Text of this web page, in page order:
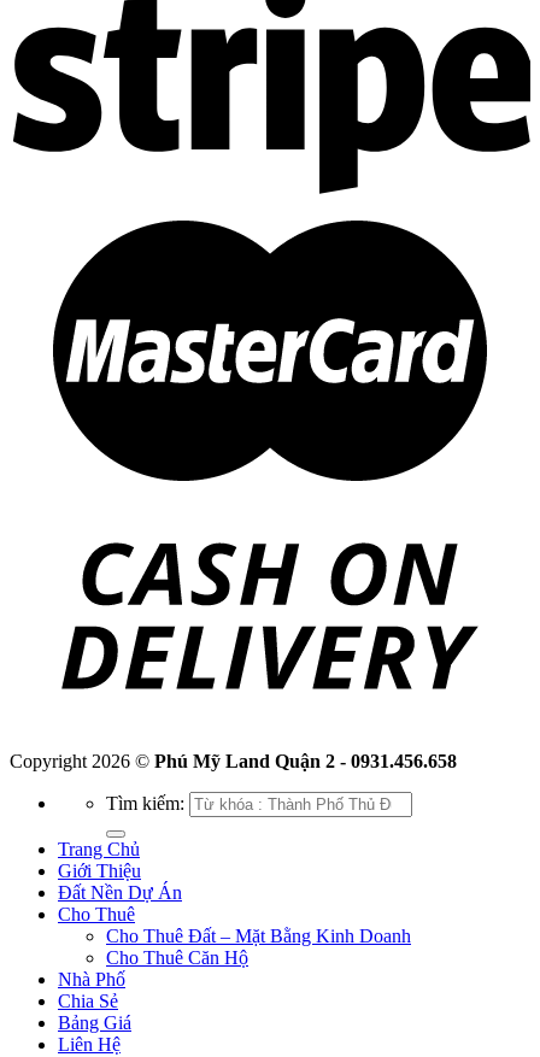
Copyright 2026 © Phú Mỹ Land Quận 2 - 0931.456.658
Tìm kiếm:
Trang Chủ
Giới Thiệu
Đất Nền Dự Án
Cho Thuê
Cho Thuê Đất – Mặt Bằng Kinh Doanh
Cho Thuê Căn Hộ
Nhà Phố
Chia Sẻ
Bảng Giá
Liên Hệ